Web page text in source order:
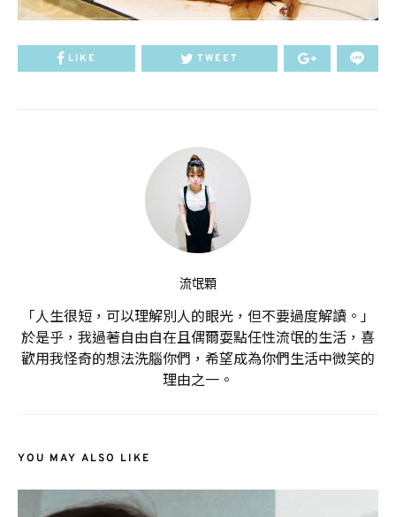
LIKE TWEET
流氓顆
「人生很短，可以理解別人的眼光，但不要過度解讀。」
於是乎，我過著自由自在且偶爾耍點任性流氓的生活，喜
歡用我怪奇的想法洗腦你們，希望成為你們生活中微笑的
理由之一。
YOU MAY ALSO LIKE